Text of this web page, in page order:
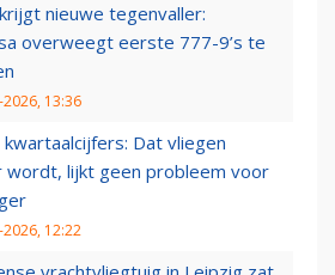
nieuwe tegenvaller:
overweegt eerste 777-9’s te
2026, 13:36
kwartaalcijfers: Dat vliegen
wordt, lijkt geen probleem voor
2026, 12:22